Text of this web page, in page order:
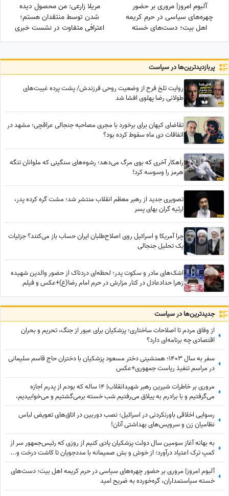
آلبوم امروز| مروری بر حضور
چهره‌های سیاسی در حرم کریمه
اهل بیت؛ دست‌های خسته
سیاستمداران، گره‌خورده به ضریح
مریلا زارعی: من محصول دیده
شدن توسط منتقدان هستم؛
اعترافی متفاوت در نشست خبری
«موسی کلیم‌الله» + ویدئو
پربازدید‌ترین‌ها در سیاست
روایت تلخ فرح از وضعیت روحی فرزندش/ پشت پرده غیبت‌های
طولانی رضا پهلوی افشا شد
تقاضای کیهان برای برخورد با مجری مصاحبه جنجالی عراقچی؛ مشهد در
اتفاقات دی ماه سقوط کرده بود؟
راهکار آخری که بوی مرگ می‌دهد؛ رشوه‌های سنگینی که ملوانان تنگه
هرمز را وسوسه کرد!
تصویری جدید از رهبر معظم انقلاب منتشر شد؛ مشت گره کرده پدر،
ارثیه گران بهای پسر
چرا آمریکا و اسرائیل روی اصلاح‌طلبان ایران حساب باز می‌کنند؟ جزئیات
یک تحلیل جنجالی
اشک‌های مادر و سکوت پدر؛ لحظه‌ای دردناک از حضور والدین شهیده
زهرا حدادعادل در کنار مزارش در حرم امام رضا(ع)+عکس و فیلم
جدید‌ترین‌ها در سیاست
از وفاق مردم تا اصلاحات ساختاری؛ پزشکیان برای عبور از جنگ، تحریم و بحران
اقتصادی چه برنامه‌ای دارد؟
سفر به سال 1403؛ همنشینی دختر مسعود پزشکیان با دختران حاج قاسم سلیمانی
در مراسم تنفیذ ریاست جمهوری+عکس
مروری بر خاطرات شیرین رهبر شهیدانقلاب| 14 ساله که بودم از پدرم اجازه
می‌گرفتیم و با برادرم به ییلاق می‌رفتیم شب خسته برمی‌گشتیم و می‌خوابیدیم،
پدرم ما را ...
رسوایی اخلاقی باورنکردنی در اسرائیل؛ نصب دوربین در اتاق‌های تعویض لباس
نظامیان زن و سرویس‌های بهداشتی آنان!
به بهانه آغاز سومین سال دولت پزشکیان یادی کنیم از روزی که رئیس‌جمهور سر از
کمپ ترک اعتیاد درآورد؛ از خوش و بش صمیمانه با مددجویان تا کاشت درخت و...
آلبوم امروز| مروری بر حضور چهره‌های سیاسی در حرم کریمه اهل بیت؛ دست‌های
خسته سیاستمداران، گره‌خورده به ضریح امید